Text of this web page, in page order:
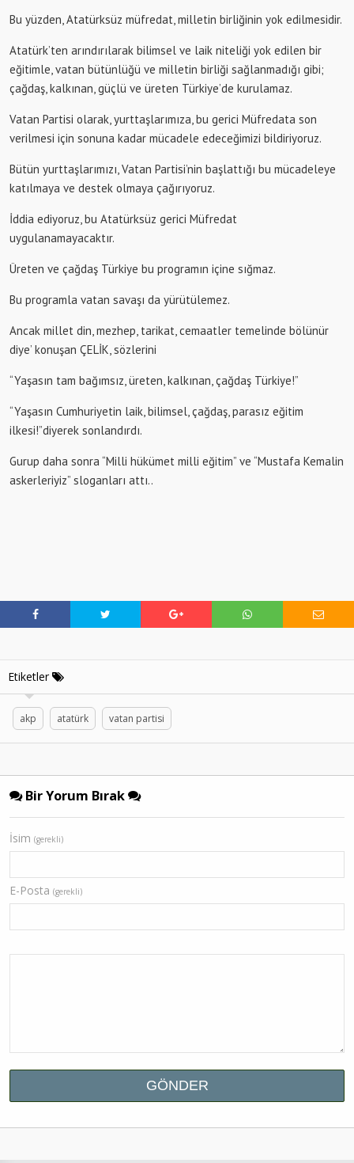
Bu yüzden, Atatürksüz müfredat, milletin birliğinin yok edilmesidir.
Atatürk’ten arındırılarak bilimsel ve laik niteliği yok edilen bir
eğitimle, vatan bütünlüğü ve milletin birliği sağlanmadığı gibi;
çağdaş, kalkınan, güçlü ve üreten Türkiye’de kurulamaz.
Vatan Partisi olarak, yurttaşlarımıza, bu gerici Müfredata son
verilmesi için sonuna kadar mücadele edeceğimizi bildiriyoruz.
Bütün yurttaşlarımızı, Vatan Partisi’nin başlattığı bu mücadeleye
katılmaya ve destek olmaya çağırıyoruz.
İddia ediyoruz, bu Atatürksüz gerici Müfredat
uygulanamayacaktır.
Üreten ve çağdaş Türkiye bu programın içine sığmaz.
Bu programla vatan savaşı da yürütülemez.
Ancak millet din, mezhep, tarikat, cemaatler temelinde bölünür
diye’ konuşan ÇELİK, sözlerini
“Yaşasın tam bağımsız, üreten, kalkınan, çağdaş Türkiye!”
“Yaşasın Cumhuriyetin laik, bilimsel, çağdaş, parasız eğitim
ilkesi!”diyerek sonlandırdı.
Gurup daha sonra “Milli hükümet milli eğitim” ve “Mustafa Kemalin
askerleriyiz” sloganları attı..
Etiketler
akp atatürk vatan partisi
Bir Yorum Bırak
İsim (gerekli)
E-Posta (gerekli)